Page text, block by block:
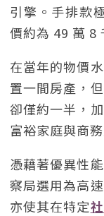
引擎。手排款
價約為 49 萬 8
在當年的物價
置一間房產，
卻僅約一半，
富裕家庭與商
憑藉著優異性
察局選用為高
亦使其在特定